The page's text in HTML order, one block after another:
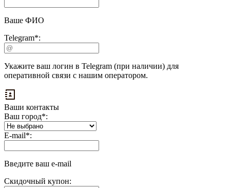
Ваше ФИО
Telegram*:
Укажите ваш логин в Telegram (при наличии) для
оперативной связи с нашим оператором.
Ваши контакты
Ваш город*:
Выплаты
доп.
поле:
E-mail*:
Введите ваш e-mail
Скидочный купон: